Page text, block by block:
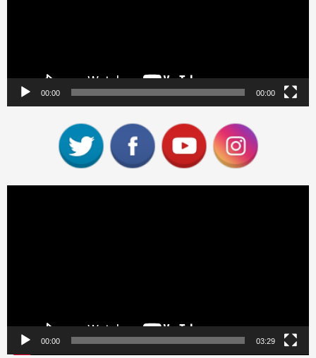
00:00 00:00
00:00 03:29